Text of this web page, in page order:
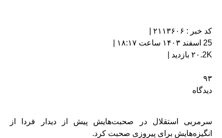
کد خبر : ۲۱۱۳۶۰۶ |
25 اسفند ۱۴۰۳ ساعت ۱۸:۱۷ |
۲۰.2K بازدید |
۹۳
دیدگاه
سرمربی استقلال در صحبت‌هایش پیش از دیدار فردا از
انگیزه‌هایش برای پیروزی صحبت کرد.